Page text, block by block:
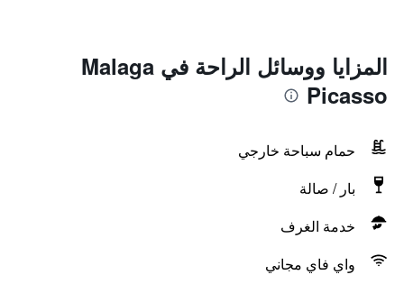
المزايا ووسائل الراحة في Malaga
Picasso
حمام سباحة خارجي
بار / صالة
خدمة الغرف
واي فاي مجاني